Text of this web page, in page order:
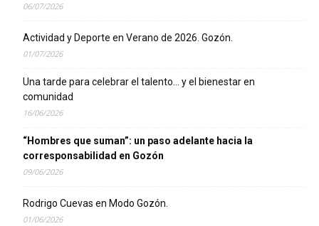
06/07/2026
Actividad y Deporte en Verano de 2026. Gozón.
01/07/2026
Una tarde para celebrar el talento… y el bienestar en
comunidad
16/06/2026
“Hombres que suman”: un paso adelante hacia la
corresponsabilidad en Gozón
09/06/2026
Rodrigo Cuevas en Modo Gozón.
01/06/2026